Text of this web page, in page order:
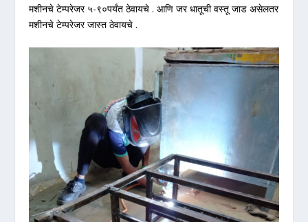
मशीनचे टेम्परेजर ५-९०पर्यंत ठेवायचे . आणि जर धातूची वस्तू जाड असेलतर
मशीनचे टेम्परेजर जास्त ठेवायचे .